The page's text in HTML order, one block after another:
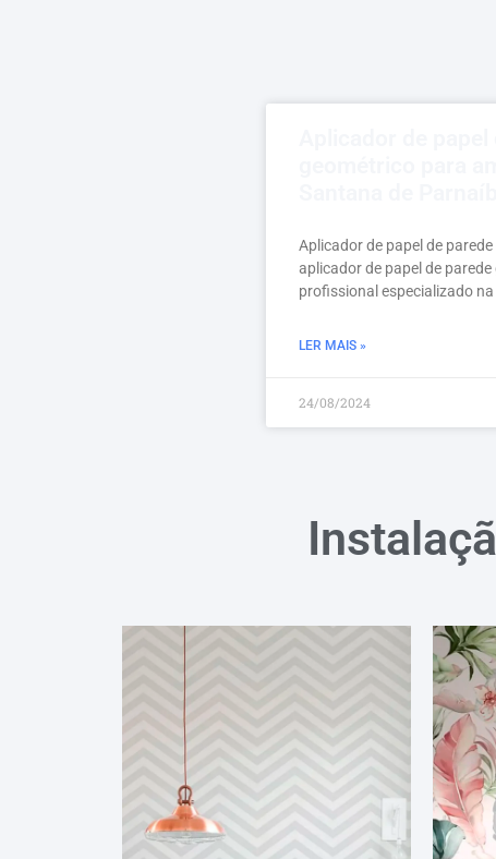
Aplicador de papel de
aplicador de papel de
profissional especializado
LER MAIS »
24/08/2024